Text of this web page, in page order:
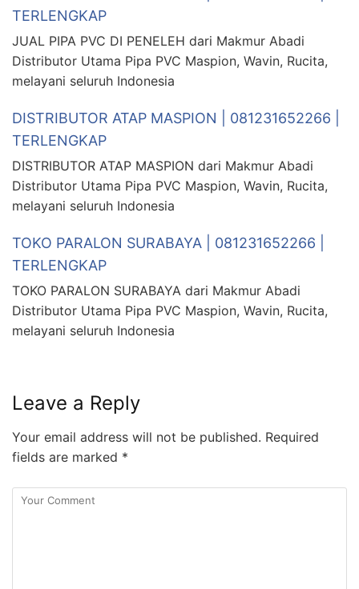
TERLENGKAP
JUAL PIPA PVC DI PENELEH dari Makmur Abadi
Distributor Utama Pipa PVC Maspion, Wavin, Rucita,
melayani seluruh Indonesia
DISTRIBUTOR ATAP MASPION | 081231652266 |
TERLENGKAP
DISTRIBUTOR ATAP MASPION dari Makmur Abadi
Distributor Utama Pipa PVC Maspion, Wavin, Rucita,
melayani seluruh Indonesia
TOKO PARALON SURABAYA | 081231652266 |
TERLENGKAP
TOKO PARALON SURABAYA dari Makmur Abadi
Distributor Utama Pipa PVC Maspion, Wavin, Rucita,
melayani seluruh Indonesia
Leave a Reply
Your email address will not be published. Required
fields are marked *